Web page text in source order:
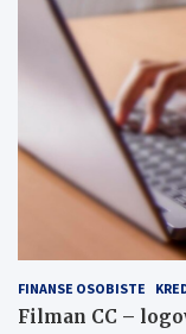
FINANSE OSOBISTE
Filman CC –